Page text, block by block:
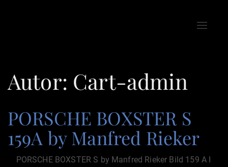
Toggle
Autor: Cart-admin
PORSCHE BOXSTER S
159A by Manfred Rieker
PORSCHE BOXSTER S by Manfred Rieker Bild 159 A I